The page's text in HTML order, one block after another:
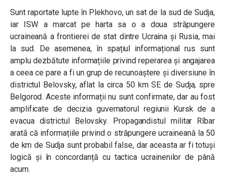
Sunt raportate lupte în Plekhovo, un sat de la sud de Sudja,
iar ISW a marcat pe harta sa o a doua străpungere
ucraineană a frontierei de stat dintre Ucraina și Rusia, mai
la sud. De asemenea, în spațiul informațional rus sunt
amplu dezbătute informațiile privind reperarea și angajarea
a ceea ce pare a fi un grup de recunoaștere și diversiune în
districtul Belovsky, aflat la circa 50 km SE de Sudja, spre
Belgorod. Aceste informații nu sunt confirmate, dar au fost
amplificate de decizia guvernatorul regiunii Kursk de a
evacua districtul Belovsky. Propagandistul militar Rîbar
arată că informațiile privind o străpungere ucraineană la 50
de km de Sudja sunt probabil false, dar aceasta ar fi totuși
logică și în concordanță cu tactica ucrainenilor de până
acum.